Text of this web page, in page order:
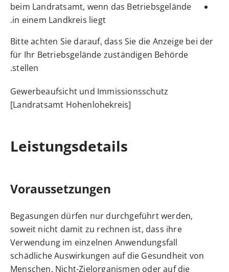
beim Landratsamt, wenn das Betriebsgelände
in einem Landkreis liegt.
Bitte achten Sie darauf, dass Sie die Anzeige bei der
für Ihr Betriebsgelände zuständigen Behörde
stellen.
Gewerbeaufsicht und Immissionsschutz
[Landratsamt Hohenlohekreis]
Leistungsdetails
Voraussetzungen
Begasungen dürfen nur durchgeführt werden,
soweit nicht damit zu rechnen ist, dass ihre
Verwendung im einzelnen Anwendungsfall
schädliche Auswirkungen auf die Gesundheit von
Menschen, Nicht-Zielorganismen oder auf die